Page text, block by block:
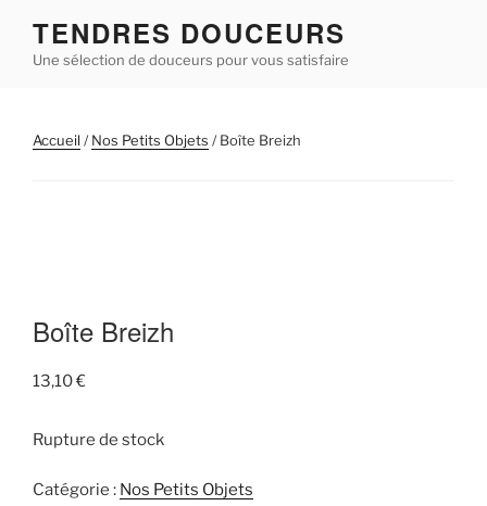
contenu
TENDRES DOUCEURS
Une sélection de douceurs pour vous satisfaire
Accueil/Nos Petits Objets / Boîte Breizh
Boîte Breizh
13,10€
Rupture de stock
Catégorie : Nos Petits Objets